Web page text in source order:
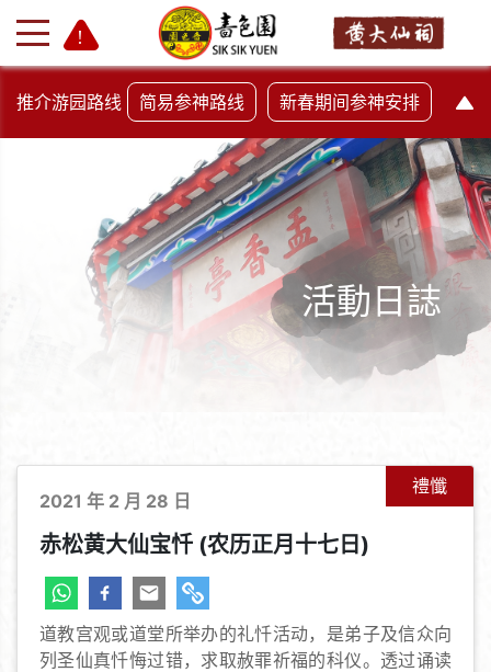
+
推介游园路线 简易参神路线 新春期间参神安排
活動日誌
禮懺
2021 年 2 月 28 日
赤松黄大仙宝忏 (农历正月十七日)
道教宫观或道堂所举办的礼忏活动，是弟子及信众向
列圣仙真忏悔过错，求取赦罪祈福的科仪。透过诵读